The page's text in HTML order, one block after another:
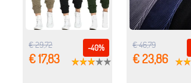
-40%
€ 29,72
€ 17,83
€ 46,79
€ 23,86